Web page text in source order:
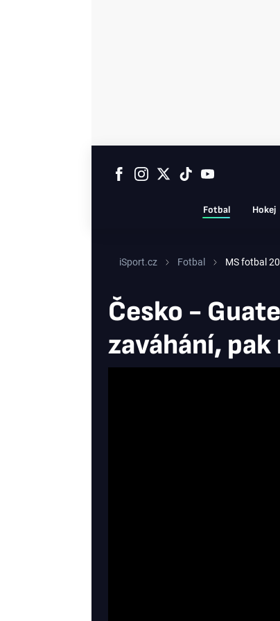
Fotbal Hokej
iSport.cz Fotbal MS fotbal
Česko -
zaváhání,